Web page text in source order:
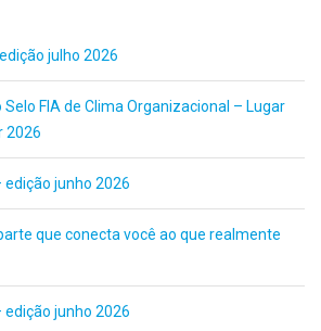
julho 2026
FIA de Clima Organizacional – Lugar
2026
edição junho 2026
que conecta você ao que realmente
edição junho 2026